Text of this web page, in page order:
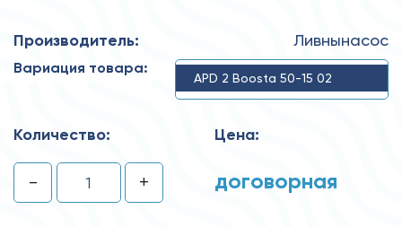
Производитель: Ливнынасос
Вариация товара:
APD 2 Boosta 50-15 02
Количество:
- +
Цена:
договорная